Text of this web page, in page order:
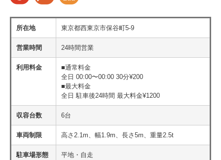
所在地 東京都西東京市保谷町5-9
営業時間 24時間営業
利用料金
■通常料金
全日 00:00〜00:00 30分¥200
■最大料金
全日 駐車後24時間 最大料金¥1200
収容台数 6台
車両制限 高さ2.1m、幅1.9m、長さ5m、重量2.5t
駐車場形態 平地・自走